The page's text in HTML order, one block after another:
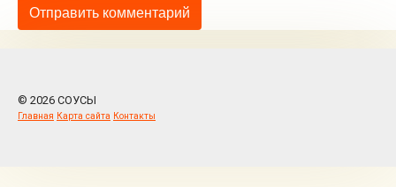
© 2026 СОУСЫ
Главная Карта сайта Контакты